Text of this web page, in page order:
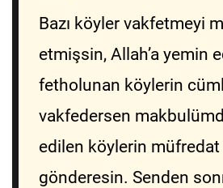
Bazı köyler vakfetmeyi
etmişsin, Allah’a yemin
fetholunan köylerin
vakfedersen
edilen köylerin
gönderesin. Senden